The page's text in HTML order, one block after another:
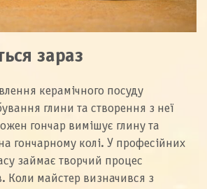
зараз
керамічного посуду
глини та створення з неї
гончар вимішує глину та
гончарному колі. У професійних
займає творчий процес
Коли майстер визначився з